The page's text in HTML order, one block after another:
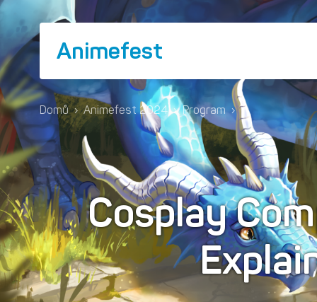
Animefest
Domů › Animefest 2024 › Program ›
Cosplay